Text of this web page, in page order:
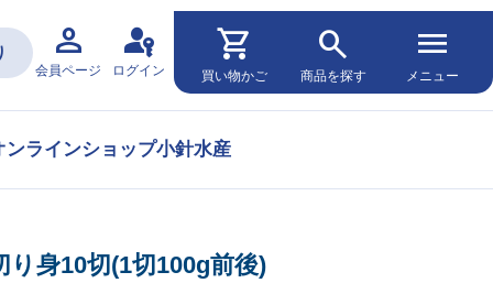
person
会員ページ
passkey
ログイン
shopping_cart
買い物かご
search
商品を探す
menu
メニュー
ラインショップ小針水産
り身10切(1切100g前後)